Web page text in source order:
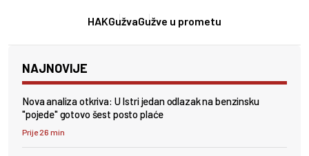
HAKGužvaGužve u prometu
NAJNOVIJE
Nova analiza otkriva: U Istri jedan odlazak na benzinsku
"pojede" gotovo šest posto plaće
Prije 26 min